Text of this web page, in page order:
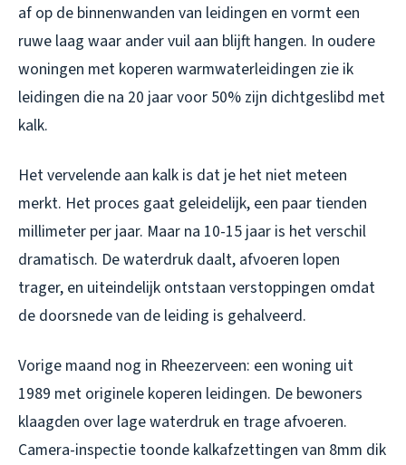
af op de binnenwanden van leidingen en vormt een
ruwe laag waar ander vuil aan blijft hangen. In oudere
woningen met koperen warmwaterleidingen zie ik
leidingen die na 20 jaar voor 50% zijn dichtgeslibd met
kalk.
Het vervelende aan kalk is dat je het niet meteen
merkt. Het proces gaat geleidelijk, een paar tienden
millimeter per jaar. Maar na 10-15 jaar is het verschil
dramatisch. De waterdruk daalt, afvoeren lopen
trager, en uiteindelijk ontstaan verstoppingen omdat
de doorsnede van de leiding is gehalveerd.
Vorige maand nog in Rheezerveen: een woning uit
1989 met originele koperen leidingen. De bewoners
klaagden over lage waterdruk en trage afvoeren.
Camera-inspectie toonde kalkafzettingen van 8mm dik